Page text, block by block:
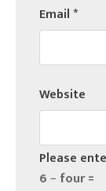
Email*
Website
Please
6 − four =